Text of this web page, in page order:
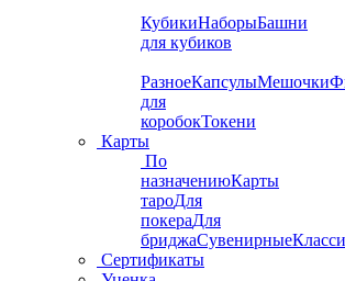
КубикиНаборыБашни
для кубиков
РазноеКапсулыМешочки
для
коробокТокени
Карты
По
назначениюКарты
тароДля
покераДля
бриджаСувенирные
Сертификаты